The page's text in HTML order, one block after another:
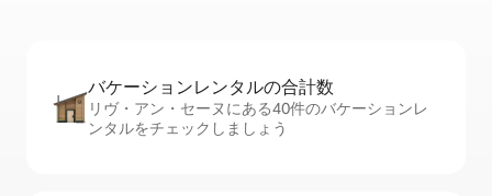
バケーションレ⁠ン⁠タ⁠ル⁠の合⁠計⁠数
リヴ・アン・セーヌにある40件のバケーションレ
ンタルをチェックしましょう